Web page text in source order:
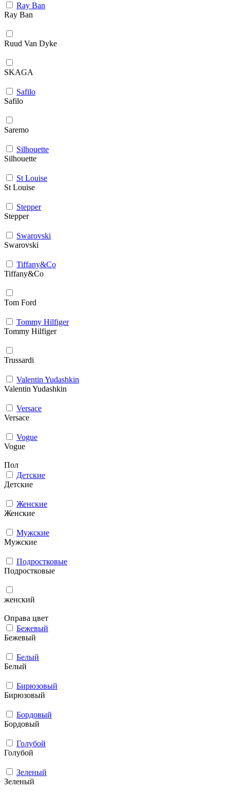
Ray Ban
Ray Ban
Ruud Van Dyke
SKAGA
Safilo
Safilo
Saremo
Silhouette
Silhouette
St Louise
St Louise
Stepper
Stepper
Swarovski
Swarovski
Tiffany&Co
Tiffany&Co
Tom Ford
Tommy Hilfiger
Tommy Hilfiger
Trussardi
Valentin Yudashkin
Valentin Yudashkin
Versace
Versace
Vogue
Vogue
Пол
Детские
Детские
Женские
Женские
Мужcкие
Мужcкие
Подростковые
Подростковые
женский
Оправа цвет
Бежевый
Бежевый
Белый
Белый
Бирюзовый
Бирюзовый
Бордовый
Бордовый
Голубой
Голубой
Зеленый
Зеленый